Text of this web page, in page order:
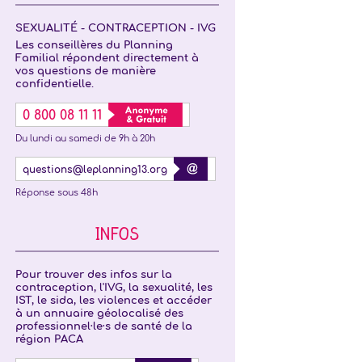
SEXUALITÉ - CONTRACEPTION - IVG
Les conseillères du Planning
Familial répondent directement à
vos questions de manière
confidentielle.
0 800 08 11 11
Du lundi au samedi de 9h à 20h
questions@leplanning13.org
Réponse sous 48h
INFOS
Pour trouver des infos sur la
contraception, l'IVG, la sexualité, les
IST, le sida, les violences et accéder
à un annuaire géolocalisé des
professionnel·le·s de santé de la
région PACA